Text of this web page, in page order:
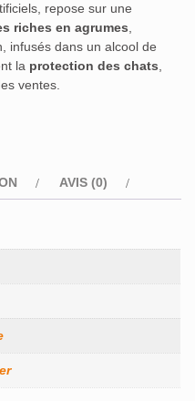
repose sur une
riches en agrumes
infusés dans un alcool de
la protection des chats
ventes
AVIS (0)